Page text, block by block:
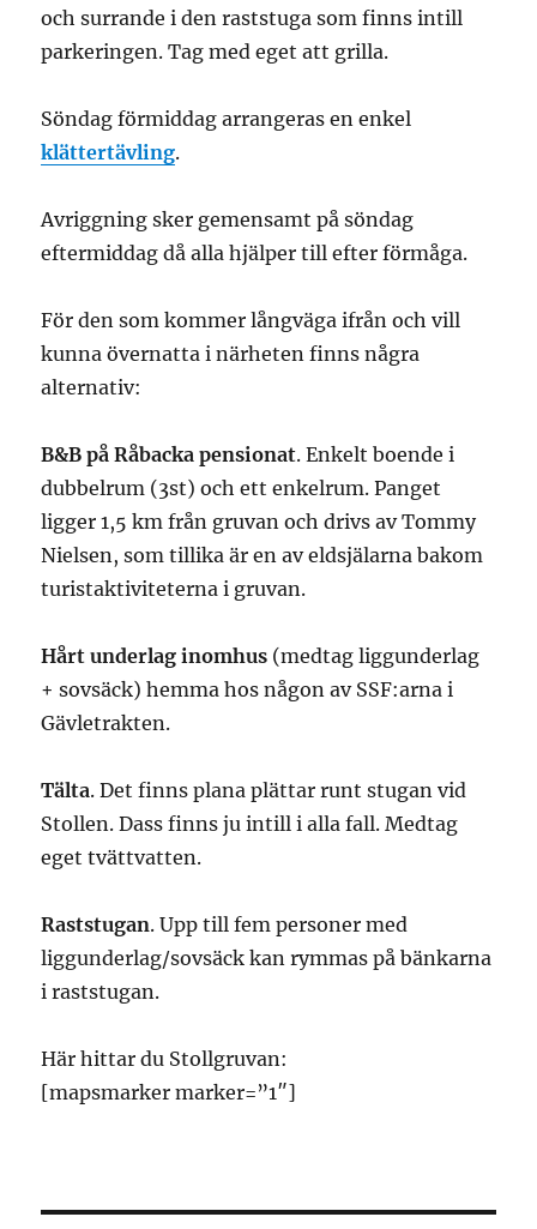
och surrande i den raststuga som finns intill
parkeringen. Tag med eget att grilla.
Söndag förmiddag arrangeras en enkel
klättertävling.
Avriggning sker gemensamt på söndag
eftermiddag då alla hjälper till efter förmåga.
För den som kommer långväga ifrån och vill
kunna övernatta i närheten finns några
alternativ:
B&B på Råbacka pensionat. Enkelt boende i
dubbelrum (3st) och ett enkelrum. Panget
ligger 1,5 km från gruvan och drivs av Tommy
Nielsen, som tillika är en av eldsjälarna bakom
turistaktiviteterna i gruvan.
Hårt underlag inomhus (medtag liggunderlag
+ sovsäck) hemma hos någon av SSF:arna i
Gävletrakten.
Tälta. Det finns plana plättar runt stugan vid
Stollen. Dass finns ju intill i alla fall. Medtag
eget tvättvatten.
Raststugan. Upp till fem personer med
liggunderlag/sovsäck kan rymmas på bänkarna
i raststugan.
Här hittar du Stollgruvan:
[mapsmarker marker=”1″]